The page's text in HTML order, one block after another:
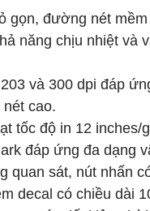
gọn, đường nét
năng chịu nhiệt và
và 300 dpi đáp
cao.
tốc độ in 12
đáp ứng đa dạng
quan sát, nút nhấn
decal có chiều dài